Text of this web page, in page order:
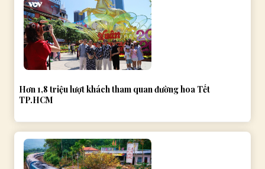
Hơn 1,8 triệu lượt khách tham quan đường hoa Tết
TP.HCM